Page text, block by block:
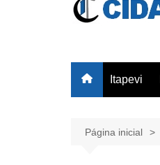
Itapevi
Página inicial